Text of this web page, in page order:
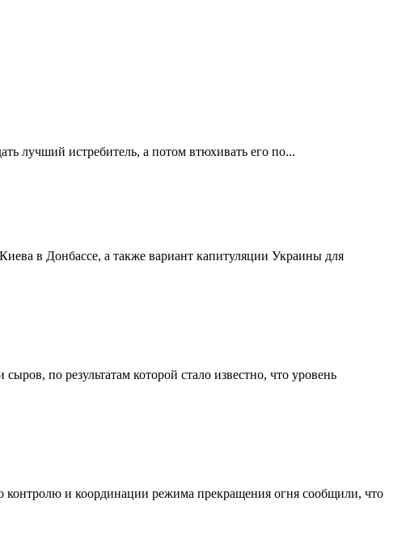
лучший истребитель, а потом втюхивать его по...
в Донбассе, а также вариант капитуляции Украины для
по результатам которой стало известно, что уровень
и координации режима прекращения огня сообщили, что